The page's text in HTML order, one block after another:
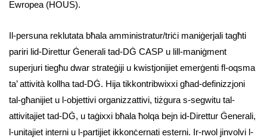
Ewropea (HOUS).
Il-persuna reklutata bħala amministratur/triċi maniġerjali tagħti
pariri lid-Direttur Ġenerali tad-DĠ CASP u lill-maniġment
superjuri tiegħu dwar strateġiji u kwistjonijiet emerġenti fl-oqsma
ta’ attività kollha tad-DĠ. Hija tikkontribwixxi għad-definizzjoni
tal-għanijiet u l-objettivi organizzattivi, tiżgura s-segwitu tal-
attivitajiet tad-DĠ, u taġixxi bħala ħolqa bejn id-Direttur Ġenerali,
l-unitajiet interni u l-partijiet ikkonċernati esterni. Ir-rwol jinvolvi l-